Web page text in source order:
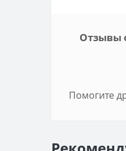
Отзывы
Помогите